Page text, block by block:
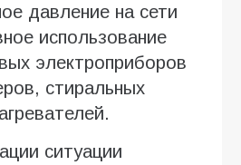
давление на сети
использование
электроприборов
стиральных
ситуации